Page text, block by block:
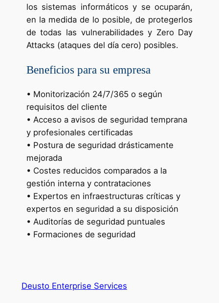
los sistemas informáticos y se ocuparán,
en la medida de lo posible, de protegerlos
de todas las vulnerabilidades y Zero Day
Attacks (ataques del día cero) posibles.
Beneficios para su empresa
• Monitorización 24/7/365 o según
requisitos del cliente
• Acceso a avisos de seguridad temprana
y profesionales certificadas
• Postura de seguridad drásticamente
mejorada
• Costes reducidos comparados a la
gestión interna y contrataciones
• Expertos en infraestructuras críticas y
expertos en seguridad a su disposición
• Auditorías de seguridad puntuales
• Formaciones de seguridad
Deusto Enterprise Services